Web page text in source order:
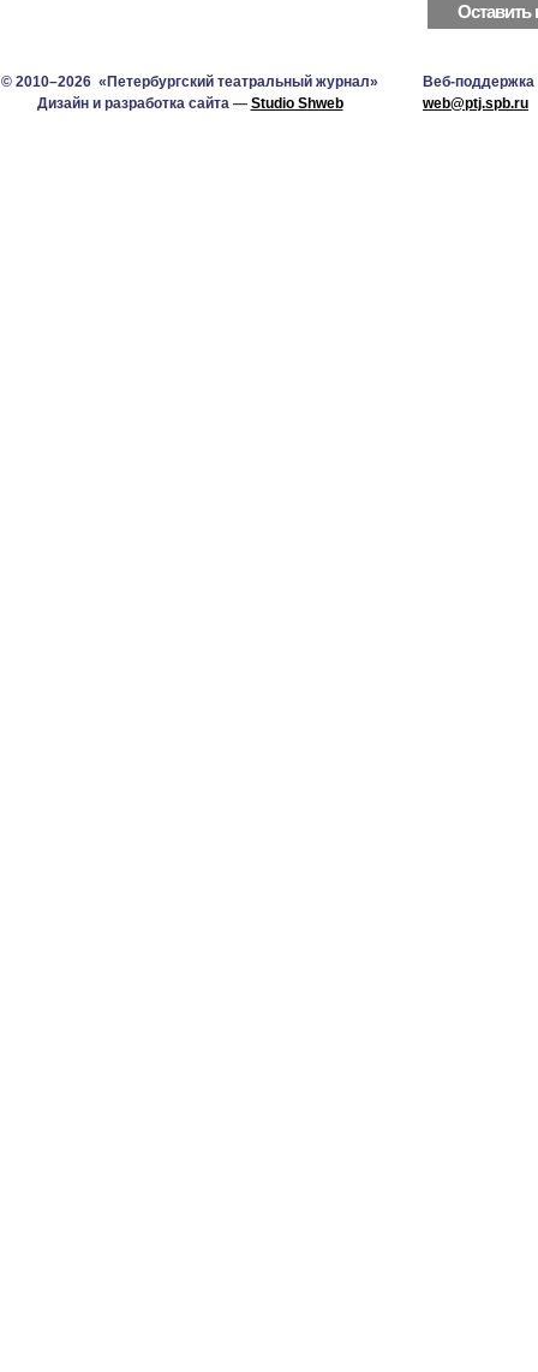
© 2010–2026 «Петербургский театральный журнал»
Дизайн и разработка сайта — Studio Shweb
Веб-поддержка
web@ptj.spb.ru